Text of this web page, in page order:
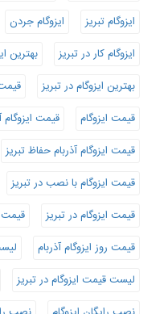
ایزوگام تبریز
ایزوگام جردن
ایزوگام کار در تبریز
بهترین
بهترین ایزوگام در تبریز
قیمت ایزوگام
قیمت ایزوگام
قیمت ایزوگام آذربام حفاظ تبریز
قیمت ایزوگام با نصب در تبریز
قیمت ایزوگام در تبریز
قیمت
قیمت روز ایزوگام آذربام
لیست قیمت ایزوگام در تبریز